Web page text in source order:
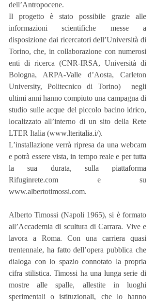
dell’Antropocene.
Il progetto è stato possibile grazie alle
informazioni scientifiche messe a
disposizione dai ricercatori dell’Università di
Torino, che, in collaborazione con numerosi
enti di ricerca (CNR-IRSA, Università di
Bologna, ARPA-Valle d’Aosta, Carleton
University, Politecnico di Torino)  negli
ultimi anni hanno compiuto una campagna di
studio sulle acque del piccolo bacino idrico,
localizzato all’interno di un sito della Rete
LTER Italia (www.lteritalia.i/).
L’installazione verrà ripresa da una webcam
e potrà essere vista, in tempo reale e per tutta
la sua durata, sulla piattaforma
Rifuginrete.com e su
www.albertotimossi.com.
Alberto Timossi (Napoli 1965), si è formato
all’Accademia di scultura di Carrara. Vive e
lavora a Roma. Con una carriera quasi
trentennale, ha fatto dell’opera pubblica che
dialoga con lo spazio connotato la propria
cifra stilistica. Timossi ha una lunga serie di
mostre alle spalle, allestite in luoghi
sperimentali o istituzionali, che lo hanno